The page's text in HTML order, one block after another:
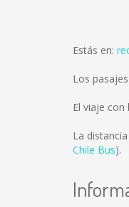
Estás en:
Los
El viaje
La
Chile Bus).